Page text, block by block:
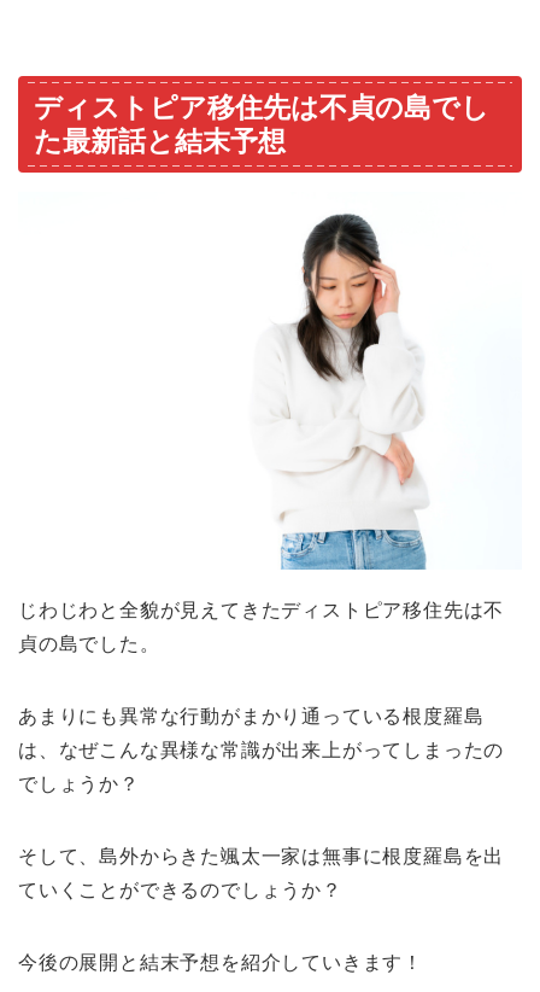
ディストピア移住先は不貞の島でし
た最新話と結末予想
じわじわと全貌が見えてきたディストピア移住先は不
貞の島でした。
あまりにも異常な行動がまかり通っている根度羅島
は、なぜこんな異様な常識が出来上がってしまったの
でしょうか？
そして、島外からきた颯太一家は無事に根度羅島を出
ていくことができるのでしょうか？
今後の展開と結末予想を紹介していきます！